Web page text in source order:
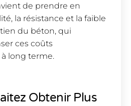
de prendre en
la résistance et la faible
du béton, qui
ces coûts
long terme.
Obtenir Plus